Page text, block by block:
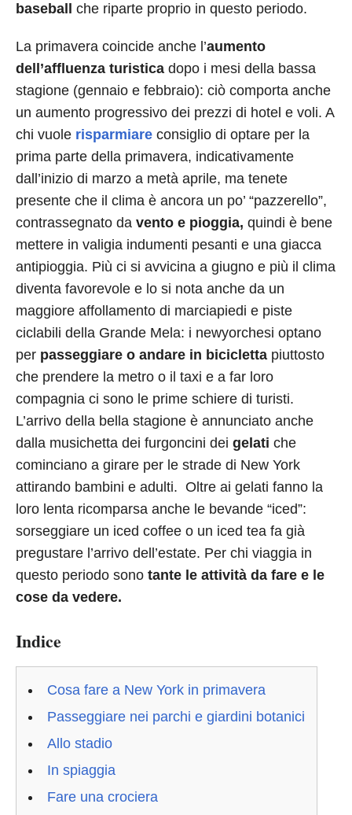
baseball
che riparte proprio in questo periodo.
La primavera coincide anche l’aumento
dell’affluenza turistica dopo i mesi della bassa
stagione (gennaio e febbraio): ciò comporta anche
un aumento progressivo dei prezzi di hotel e voli. A
chi vuole risparmiare consiglio di optare per la
prima parte della primavera, indicativamente
dall’inizio di marzo a metà aprile, ma tenete
presente che il clima è ancora un po’ “pazzerello”,
contrassegnato da vento e pioggia, quindi è bene
mettere in valigia indumenti pesanti e una giacca
antipioggia. Più ci si avvicina a giugno e più il clima
diventa favorevole e lo si nota anche da un
maggiore affollamento di marciapiedi e piste
ciclabili della Grande Mela: i newyorchesi optano
per passeggiare o andare in bicicletta piuttosto
che prendere la metro o il taxi e a far loro
compagnia ci sono le prime schiere di turisti.
L’arrivo della bella stagione è annunciato anche
dalla musichetta dei furgoncini dei gelati che
cominciano a girare per le strade di New York
attirando bambini e adulti. Oltre ai gelati fanno la
loro lenta ricomparsa anche le bevande “iced”:
sorseggiare un iced coffee o un iced tea fa già
pregustare l’arrivo dell’estate. Per chi viaggia in
questo periodo sono tante le attività da fare e le
cose da vedere.
Indice
Cosa fare a New York in primavera
Passeggiare nei parchi e giardini botanici
Allo stadio
In spiaggia
Fare una crociera